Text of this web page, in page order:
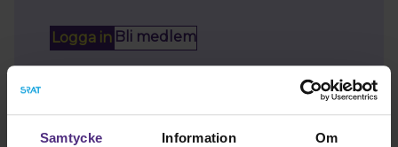
Samtycke Information Om
Logga in Bli medlem